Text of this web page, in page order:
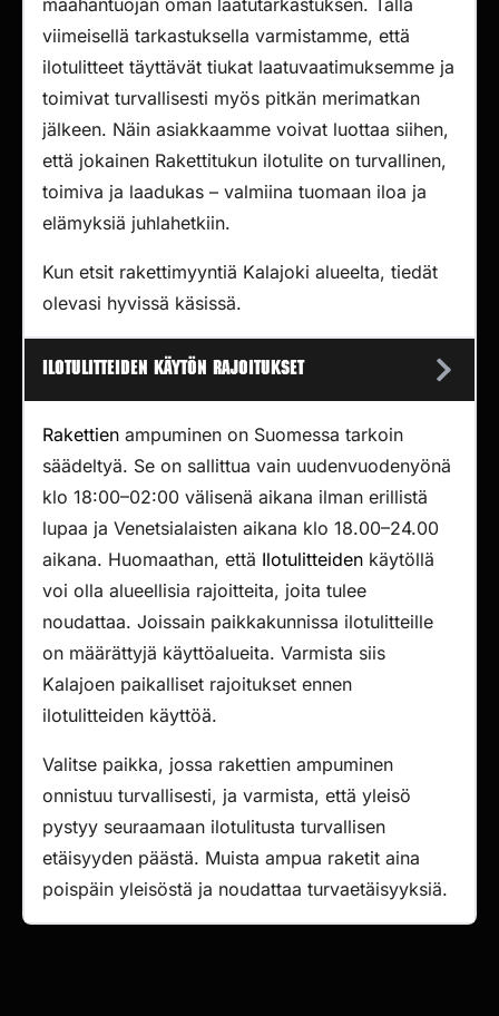
maahantuojan oman laatutarkastuksen. Tällä
viimeisellä tarkastuksella varmistamme, että
ilotulitteet täyttävät tiukat laatuvaatimuksemme ja
toimivat turvallisesti myös pitkän merimatkan
jälkeen. Näin asiakkaamme voivat luottaa siihen,
että jokainen Rakettitukun ilotulite on turvallinen,
toimiva ja laadukas – valmiina tuomaan iloa ja
elämyksiä juhlahetkiin.
Kun etsit rakettimyyntiä Kalajoki alueelta, tiedät
olevasi hyvissä käsissä.
Ilotulitteiden käytön rajoitukset
Rakettien ampuminen on Suomessa tarkoin
säädeltyä. Se on sallittua vain uudenvuodenyönä
klo 18:00–02:00 välisenä aikana ilman erillistä
lupaa ja Venetsialaisten aikana klo 18.00–24.00
aikana. Huomaathan, että Ilotulitteiden käytöllä
voi olla alueellisia rajoitteita, joita tulee
noudattaa. Joissain paikkakunnissa ilotulitteille
on määrättyjä käyttöalueita. Varmista siis
Kalajoen paikalliset rajoitukset ennen
ilotulitteiden käyttöä.
Valitse paikka, jossa rakettien ampuminen
onnistuu turvallisesti, ja varmista, että yleisö
pystyy seuraamaan ilotulitusta turvallisen
etäisyyden päästä. Muista ampua raketit aina
poispäin yleisöstä ja noudattaa turvaetäisyyksiä.